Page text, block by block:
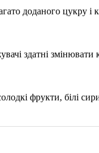
доданого цукру і
здатні
фрукти, білі